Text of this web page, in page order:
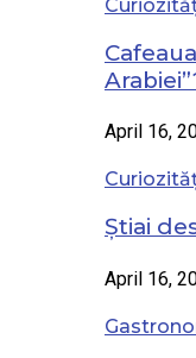
April 16,
Știai
April 16,